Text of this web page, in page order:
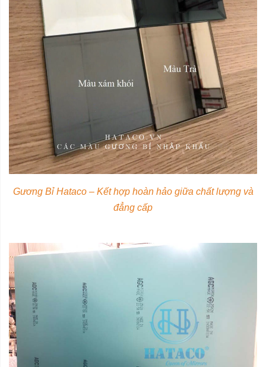
Gương Bỉ Hataco – Kết hợp hoàn hảo giữa chất lượng và
đẳng cấp